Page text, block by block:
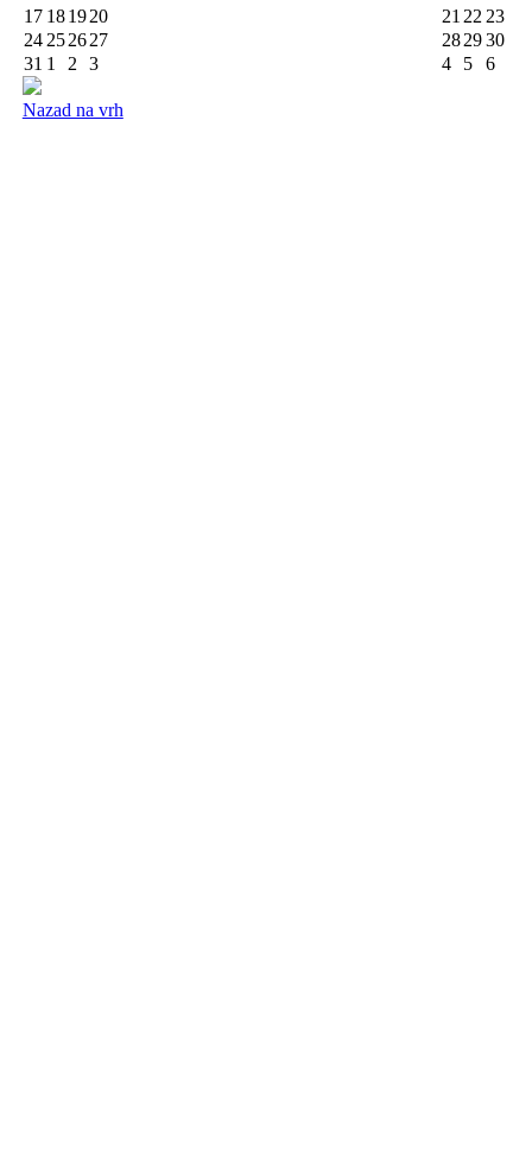
17 181920 212223
24252627 282930
31 1 2 3 4 5 6
Nazad na vrh